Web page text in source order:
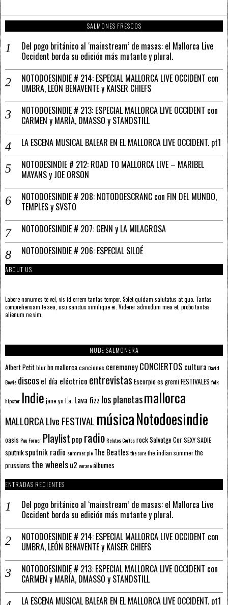
SALMONES FRESCOS
Del pogo británico al ‘mainstream’ de masas: el Mallorca Live
Occident borda su edición más mutante y plural.
NOTODOESINDIE # 214: ESPECIAL MALLORCA LIVE OCCIDENT con
UMBRA, LEÓN BENAVENTE y KAISER CHIEFS
NOTODOESINDIE # 213: ESPECIAL MALLORCA LIVE OCCIDENT con
CARMEN y MARÍA, DMASSO y STANDSTILL
LA ESCENA MUSICAL BALEAR EN EL MALLORCA LIVE OCCIDENT. pt1
NOTODESINDIE # 212: ROAD TO MALLORCA LIVE – MARIBEL
MAYANS y JOE ORSON
NOTODOESINDIE # 208: NOTODOESCRANC con FIN DEL MUNDO,
TEMPLES y SVSTO
NOTODOESINDIE # 207: GENN y LA MILAGROSA
NOTODOESINDIE # 206: ESPECIAL SILOÉ
ABOUT US
Labore nonumes te vel, vis id errem tantas tempor. Solet quidam salutatus at quo. Tantas
comprehensam te sea, usu sanctus similique ei. Viderer admodum mea et, probo tantas
alienum ne vim.
NUBE SALMONERA
Albert Petitblurbn mallorcacanciones ceremoneyCONCIERTOS cultura David
Bowie discosel día eléctrico entrevistas Escorpioes gremiFESTIVALES folk
hipster Indie jane yo l.a. Lava fizz los planetasmallorca
MALLORCA LIve FESTIVAL músicaNotodoesindie
oasis Pau Forner Playlist pop radioRelatos CortosrockSalvatge CorSEXY SADIE
sputnik sputnik radio summer pie The Beatlesthe curethe indian summerthe
prussians the wheelsu2 veranoálbumes
ENTRADAS RECIENTES
Del pogo británico al ‘mainstream’ de masas: el Mallorca Live
Occident borda su edición más mutante y plural.
NOTODOESINDIE # 214: ESPECIAL MALLORCA LIVE OCCIDENT con
UMBRA, LEÓN BENAVENTE y KAISER CHIEFS
NOTODOESINDIE # 213: ESPECIAL MALLORCA LIVE OCCIDENT con
CARMEN y MARÍA, DMASSO y STANDSTILL
LA ESCENA MUSICAL BALEAR EN EL MALLORCA LIVE OCCIDENT. pt1